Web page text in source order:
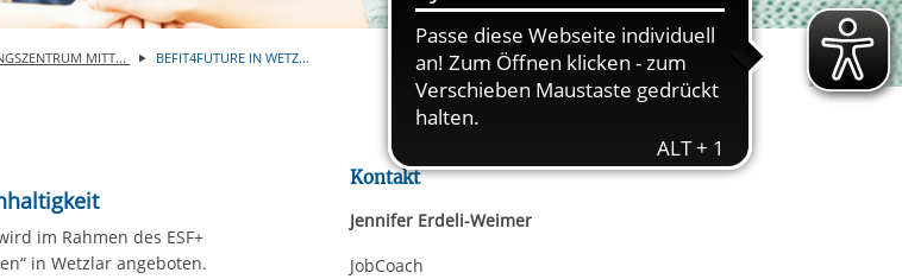
notwendige Cookies, die erforderlich zur Bereitstellung
Website-Funktionen sind. Diese Cookies setzen wir
von einer Einwilligung.
Automatische Wiedergabe starten/stoppen
MITT... BEFIT4FUTURE IN WETZ...
im Rahmen des ESF+
in Wetzlar angeboten.
Kontakt
Jennifer Erdeli-Weimer
JobCoach